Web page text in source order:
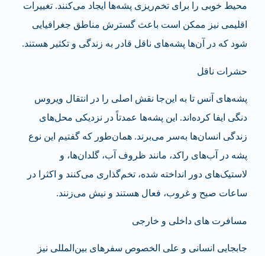
محیط خوبی را برای تخم‌ریزی پشه‌ها ایجاد می‌کنند. تغییرات
اقلیمی نیز ممکن است باعث گسترش مناطق جغرافیایی
شود که در آن‌ها پشه‌های ناقل قادر به زندگی و تکثیر هستند.
حشرات ناقل
پشه‌های آنس تا به این‌جا نقش اصلی را در انتقال ویروس
دنگی ایفا کرده‌اند. این پشه‌ها عمدتاً در نزدیکی محل‌های
زندگی انسان‌ها به‌سر می‌برند. همان‌طور که گفتیم این نوع
پشه‌ در آب‌های راکد، مانند ظروف آب، گلدان‌ها، و
لاستیک‌های دور انداخته شده، تخم‌گذاری می‌کنند و اکثرا در
ساعات صبح و غروب، فعال هستند و نیش می‌زنند.
مسافرت های داخلی و خارجی
جابجایی انسانی و علی الخصوص سفرهای بین‌المللی نیز